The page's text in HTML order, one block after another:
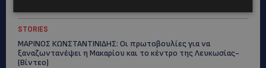
STORIES
ΜΑΡΙΝΟΣ ΚΩΝΣΤΑΝΤΙΝΙΔΗΣ: Οι πρωτοβουλίες για να
ξαναζωντανέψει η Μακαρίου και το κέντρο της Λευκωσίας-
(Βίντεο)